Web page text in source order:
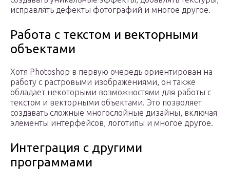
исправлять дефекты фотографий и многое другое.
Работа с текстом и векторными
объектами
Хотя Photoshop в первую очередь ориентирован на
работу с растровыми изображениями, он также
обладает некоторыми возможностями для работы с
текстом и векторными объектами. Это позволяет
создавать сложные многослойные дизайны, включая
элементы интерфейсов, логотипы и многое другое.
Интеграция с другими
программами